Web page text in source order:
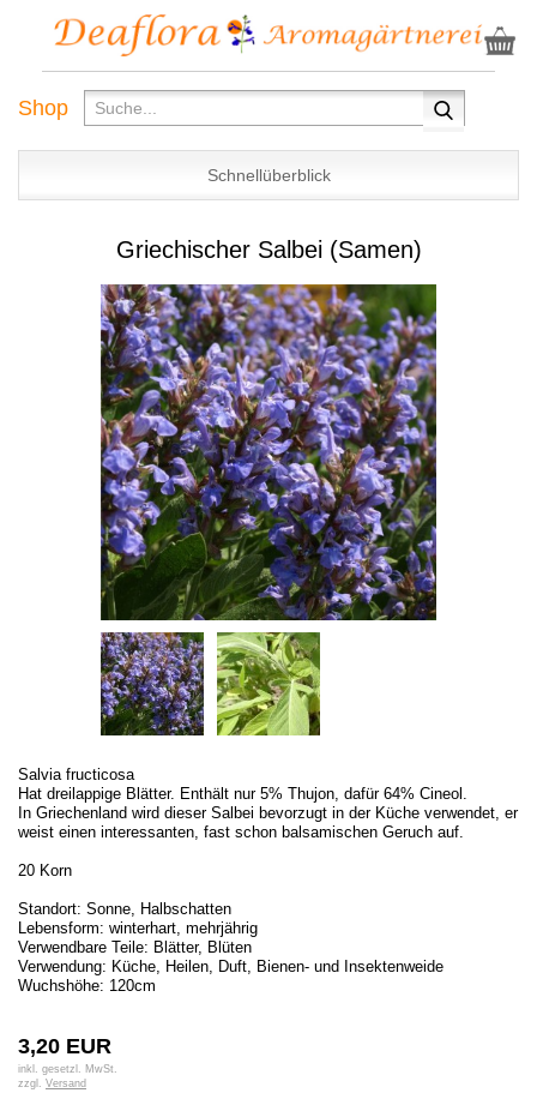
Shop
Schnellüberblick
Griechischer Salbei (Samen)
Salvia fructicosa
Hat dreilappige Blätter. Enthält nur 5% Thujon, dafür 64% Cineol.
In Griechenland wird dieser Salbei bevorzugt in der Küche verwendet, er
weist einen interessanten, fast schon balsamischen Geruch auf.
20 Korn
Standort: Sonne, Halbschatten
Lebensform: winterhart, mehrjährig
Verwendbare Teile: Blätter, Blüten
Verwendung: Küche, Heilen, Duft, Bienen- und Insektenweide
Wuchshöhe: 120cm
3,20 EUR
inkl. gesetzl. MwSt.
zzgl. Versand